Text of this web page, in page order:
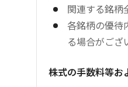
関連する銘柄
各銘柄の優待
る場合がござ
株式の手数料等お